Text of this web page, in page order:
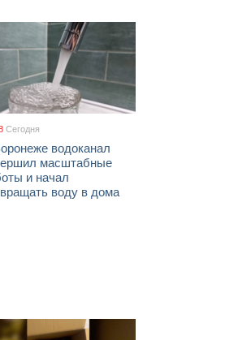
Сегодня
водоканал
масштабные
и начал
воду в дома